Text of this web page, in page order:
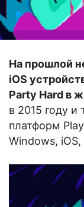
На прошлой
iOS
Party Hard в
в 2015 году
платформ
Windows, iOS,